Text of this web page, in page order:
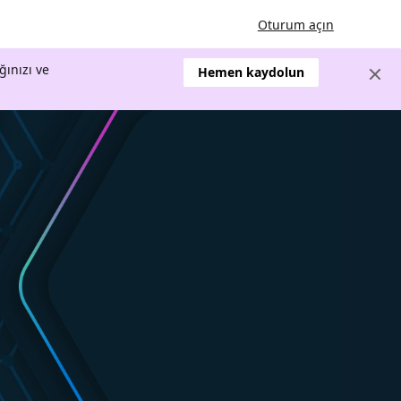
Oturum açın
ve Hemen kaydolun